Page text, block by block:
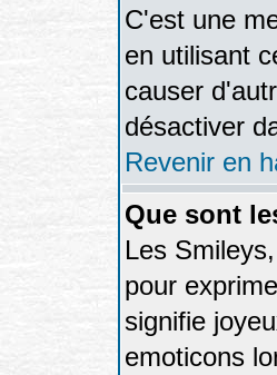
C'est une
en utilisant
causer
désactiver
Revenir en
Que sont
Les
pour
signifie
emoticons